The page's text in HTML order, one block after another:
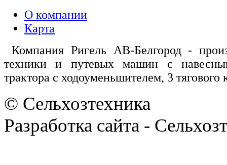
О компании
Карта
Компания Ригель АВ-Белгород -
техники и путевых машин с
трактора с ходоуменьшителем, 3 тягового
© Сельхозтехника
Разработка сайта -